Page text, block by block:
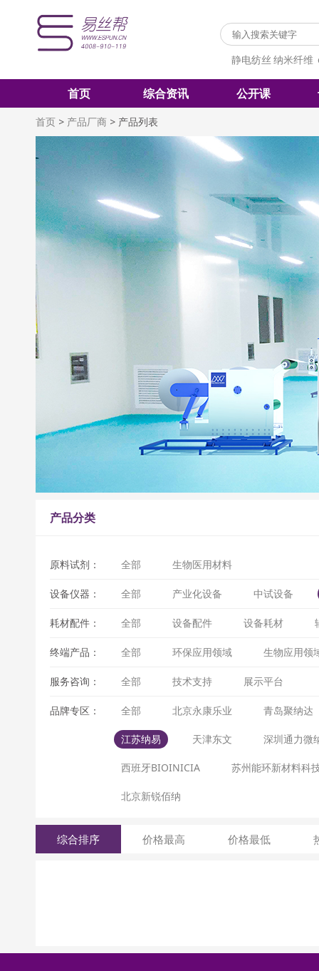
静电纺丝 纳米纤维
首页 综合资讯 公开课
首页 > 产品厂商 > 产品列表
产品分类
原料试剂： 全部 生物医用材料
设备仪器： 全部 产业化设备 中试设备
耗材配件： 全部 设备配件 设备耗材
终端产品： 全部 环保应用领域 生物应用领
服务咨询： 全部 技术支持 展示平台
品牌专区： 全部 北京永康乐业 青岛聚纳达
江苏纳易 天津东文 深圳通力微
西班牙BIOINICIA 苏州能环新材料科
北京新锐佰纳
综合排序 价格最高 价格最低